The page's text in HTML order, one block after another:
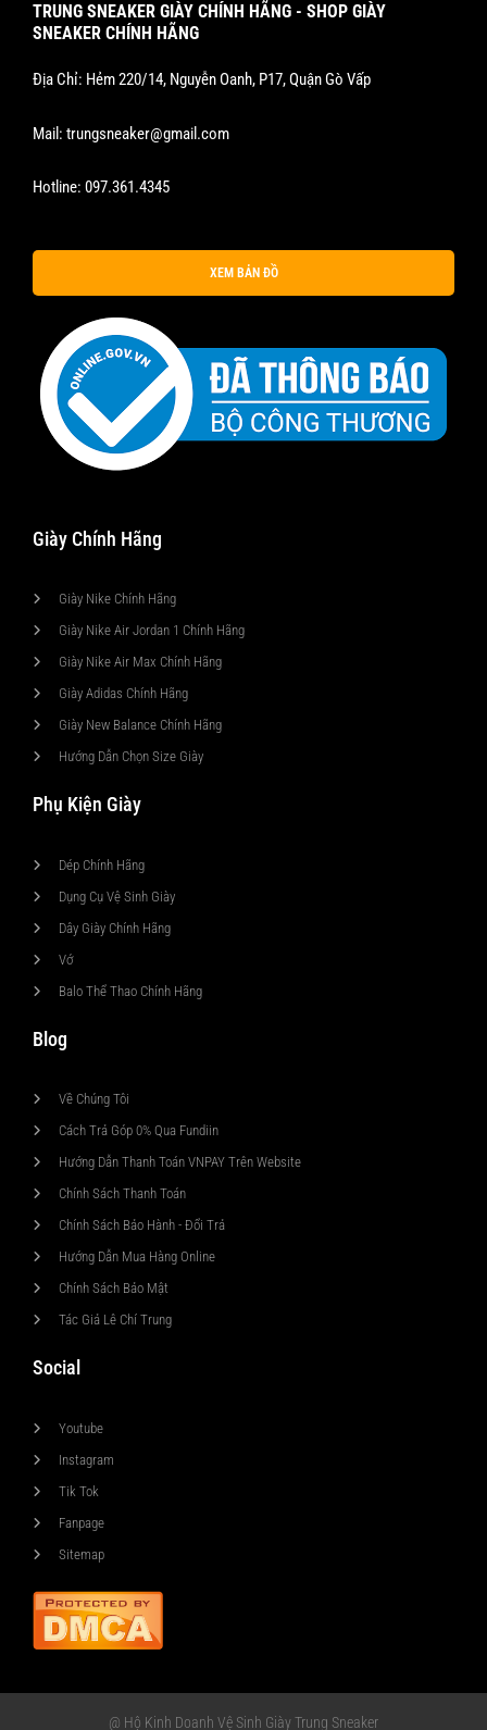
TRUNG SNEAKER GIÀY CHÍNH HÃNG - SHOP GIÀY
SNEAKER CHÍNH HÃNG
Địa Chỉ: Hẻm 220/14, Nguyễn Oanh, P17, Quận Gò Vấp
Mail: trungsneaker@gmail.com
Hotline: 097.361.4345
XEM BẢN ĐỒ
Giày Chính Hãng
Giày Nike Chính Hãng
Giày Nike Air Jordan 1 Chính Hãng
Giày Nike Air Max Chính Hãng
Giày Adidas Chính Hãng
Giày New Balance Chính Hãng
Hướng Dẫn Chọn Size Giày
Phụ Kiện Giày
Dép Chính Hãng
Dụng Cụ Vệ Sinh Giày
Dây Giày Chính Hãng
Vớ
Balo Thể Thao Chính Hãng
Blog
Về Chúng Tôi
Cách Trả Góp 0% Qua Fundiin
Hướng Dẫn Thanh Toán VNPAY Trên Website
Chính Sách Thanh Toán
Chính Sách Bảo Hành - Đổi Trả
Hướng Dẫn Mua Hàng Online
Chính Sách Bảo Mật
Tác Giả Lê Chí Trung
Social
Youtube
Instagram
Tik Tok
Fanpage
Sitemap
@ Hộ Kinh Doanh Vệ Sinh Giày Trung Sneaker